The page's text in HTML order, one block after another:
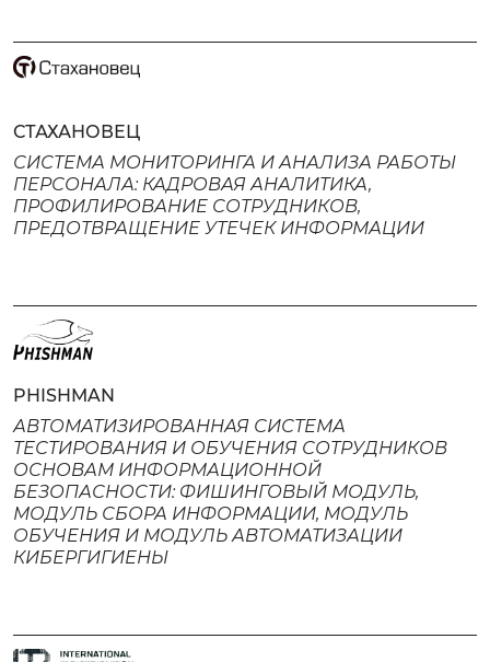
СТАХАНОВЕЦ
СИСТЕМА МОНИТОРИНГА И АНАЛИЗА РАБОТЫ
ПЕРСОНАЛА: КАДРОВАЯ АНАЛИТИКА,
ПРОФИЛИРОВАНИЕ СОТРУДНИКОВ,
ПРЕДОТВРАЩЕНИЕ УТЕЧЕК ИНФОРМАЦИИ
PHISHMAN
АВТОМАТИЗИРОВАННАЯ СИСТЕМА
ТЕСТИРОВАНИЯ И ОБУЧЕНИЯ СОТРУДНИКОВ
ОСНОВАМ ИНФОРМАЦИОННОЙ
БЕЗОПАСНОСТИ: ФИШИНГОВЫЙ МОДУЛЬ,
МОДУЛЬ СБОРА ИНФОРМАЦИИ, МОДУЛЬ
ОБУЧЕНИЯ И МОДУЛЬ АВТОМАТИЗАЦИИ
КИБЕРГИГИЕНЫ